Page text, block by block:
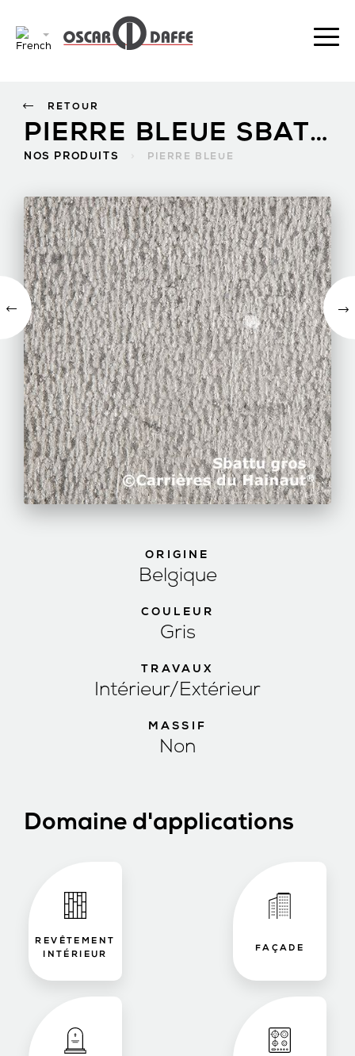
PIERRE BLEUE SBATTU GROS
NOS PRODUITS PIERRE BLEUE
RETOUR
ORIGINE
Belgique
COULEUR
Gris
TRAVAUX
Intérieur/Extérieur
MASSIF
Non
Domaine d'applications
REVÊTEMENT
INTÉRIEUR
FAÇADE